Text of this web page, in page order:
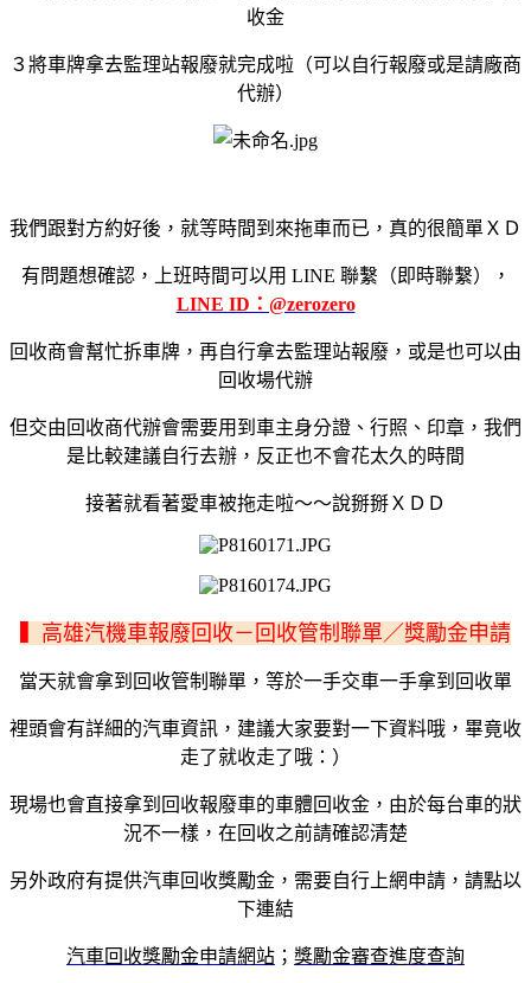
收金
３將車牌拿去監理站報廢就完成啦（可以自行報廢或是請廠商
代辦）
我們跟對方約好後，就等時間到來拖車而已，真的很簡單ＸＤ
有問題想確認，上班時間可以用 LINE 聯繫（即時聯繫），
LINE ID：@zerozero
回收商會幫忙拆車牌，再自行拿去監理站報廢，或是也可以由
回收場代辦
但交由回收商代辦會需要用到車主身分證、行照、印章，我們
是比較建議自行去辦，反正也不會花太久的時間
接著就看著愛車被拖走啦～～說掰掰ＸＤＤ
▍高雄汽機車報廢回收－回收管制聯單／獎勵金申請
當天就會拿到回收管制聯單，等於一手交車一手拿到回收單
裡頭會有詳細的汽車資訊，建議大家要對一下資料哦，畢竟收
走了就收走了哦：）
現場也會直接拿到回收報廢車的車體回收金，由於每台車的狀
況不一樣，在回收之前請確認清楚
另外政府有提供汽車回收獎勵金，需要自行上網申請，請點以
下連結
汽車回收獎勵金申請網站 ； 獎勵金審查進度查詢